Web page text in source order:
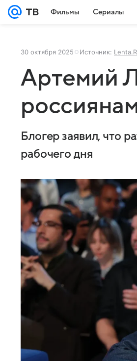
Фильмы Сериалы
30 октября 2025 Источник:
Артемий
Блогер заявил, что
рабочего дня